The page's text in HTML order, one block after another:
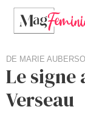
DE MARIE
Le
Verseau